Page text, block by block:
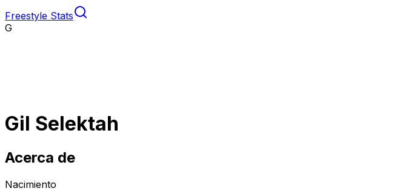
Freestyle Stats
G
Gil Selektah
Acerca de
Nacimiento